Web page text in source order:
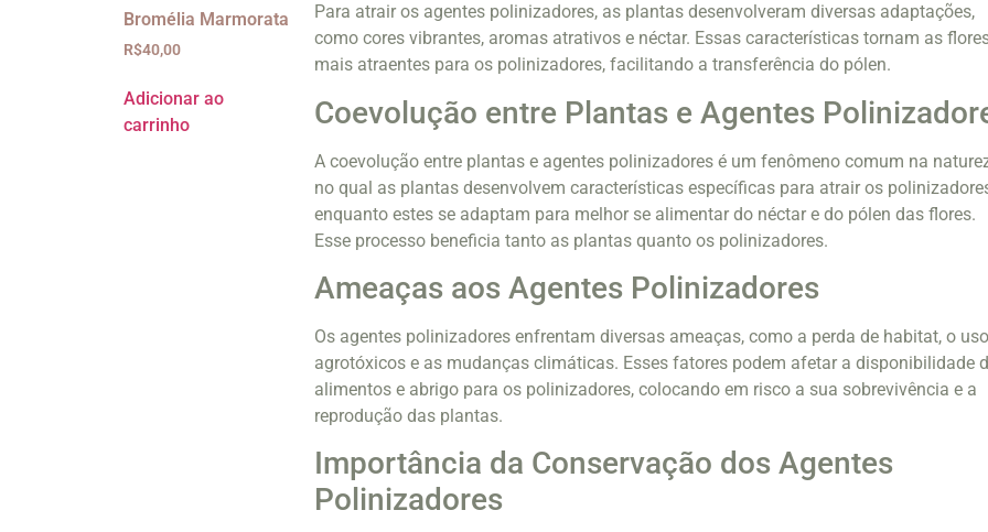
Bromélia Marmorata
R$40,00
Adicionar ao
carrinho
Para atrair os agentes polinizadores, as plantas desenvolveram diversas adaptações,
como cores vibrantes, aromas atrativos e néctar. Essas características tornam as
mais atraentes para os polinizadores, facilitando a transferência do pólen.
Coevolução entre Plantas e Agentes
A coevolução entre plantas e agentes polinizadores é um fenômeno comum na
no qual as plantas desenvolvem características específicas para atrair os
enquanto estes se adaptam para melhor se alimentar do néctar e do pólen das flores.
Esse processo beneficia tanto as plantas quanto os polinizadores.
Ameaças aos Agentes Polinizadores
Os agentes polinizadores enfrentam diversas ameaças, como a perda de habitat, o
agrotóxicos e as mudanças climáticas. Esses fatores podem afetar a disponibilidade
alimentos e abrigo para os polinizadores, colocando em risco a sua sobrevivência e a
reprodução das plantas.
Importância da Conservação dos Agentes
Polinizadores